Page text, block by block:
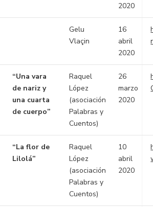
2020
Gelu
Vlaçin
16
abril
2020
“Una vara
de nariz y
una cuarta
de cuerpo”
Raquel
López
(asociación
Palabras y
Cuentos)
26
marzo
2020
“La flor de
Lilolá”
Raquel
López
(asociación
Palabras y
Cuentos)
10
abril
2020